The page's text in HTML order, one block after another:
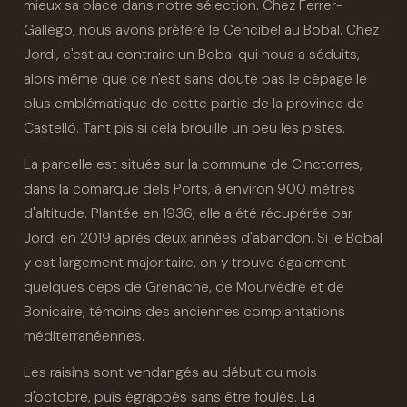
lui confier de petites parcelles abandonnées par des
propriétaires âgés qui ne peuvent plus les travailler.
Petit à petit, il récupère environ trois hectares de très
vieilles vignes dispersées dans les montagnes.
Ici, les parcelles sont minuscules, souvent plantées juste
après le phylloxéra. Certaines vignes datent des années
1940 ou 1950. Beaucoup sont des complantations,
mélangeant dans la même parcelle Grenache, Bobal
Bonicaire, Royal, Morenillo et d'autres cépages locaux
parfois presque disparus. Jordi cultive principalement
la Grenache, très présente autour de Portell, mais aussi
le Bobal, appelé autrefois ici « Tinta Requena », la
Bonicaire typique du nord de Castellón, ainsi que le
Royal, connu localement sous le nom de « Rojal » ou «
mieux sa place dans notre sélection. Chez Ferrer-
Gallego, nous avons préféré le Cencibel au Bobal. Chez
Jordi, c'est au contraire un Bobal qui nous a séduits,
alors même que ce n'est sans doute pas le cépage le
plus emblématique de cette partie de la province de
Castelló. Tant pis si cela brouille un peu les pistes.
La parcelle est située sur la commune de Cinctorres,
dans la comarque dels Ports, à environ 900 mètres
d'altitude. Plantée en 1936, elle a été récupérée par
Jordi en 2019 après deux années d'abandon. Si le Bobal
y est largement majoritaire, on y trouve également
quelques ceps de Grenache, de Mourvèdre et de
Bonicaire, témoins des anciennes complantations
méditerranéennes.
Les raisins sont vendangés au début du mois
d'octobre, puis égrappés sans être foulés. La